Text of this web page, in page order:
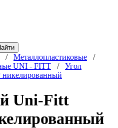
/ Металлопластиковые /
UNI - FITT / Угол
Uni-Fitt